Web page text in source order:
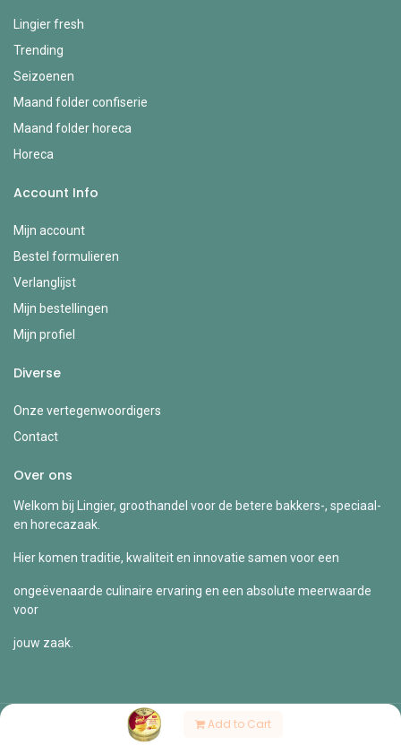
Add to Cart
Lingier fresh
Trending
Seizoenen
Maand folder confiserie
Maand folder horeca
Horeca
Account Info
Mijn account
Bestel formulieren
Verlanglijst
Mijn bestellingen
Mijn profiel
Diverse
Onze vertegenwoordigers
Contact
Over ons
Welkom bij Lingier, groothandel voor de betere bakkers-, speciaal-
en horecazaak.
Hier komen traditie, kwaliteit en innovatie samen voor een
ongeëvenaarde culinaire ervaring en een absolute meerwaarde
voor
jouw zaak.
Copyright © Lingier